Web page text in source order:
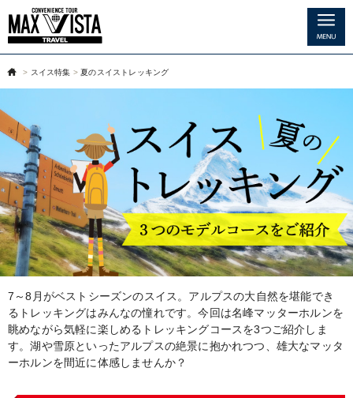
MENU
> スイス特集 > 夏のスイストレッキング
7～8月がベストシーズンのスイス。アルプスの大自然を堪能でき
るトレッキングはみんなの憧れです。今回は名峰マッターホルンを
眺めながら気軽に楽しめるトレッキングコースを3つご紹介しま
す。湖や雪原といったアルプスの絶景に抱かれつつ、雄大なマッタ
ーホルンを間近に体感しませんか？